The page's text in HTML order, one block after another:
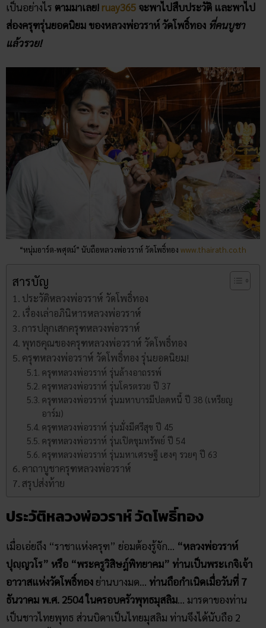
เป็นอย่างไร ตามมาเลย! ruay365 จะพาไปสืบประวัติ และพาไป
ส่องครุฑรุ่นยอดนิยม ของหลวงพ่อวราห์​ วัดโพธิ์​ทอง ที่คนบูชา
แล้วรวย!
“หนุ่มอาร์ต-พศุตม์” นับถือหลวงพ่อวราห์ วัดโพธิ์ทอง www.thairath.co.th
สารบัญ
ประวัติหลวงพ่อวราห์​ วัดโพธิ์​ทอง
เรื่องเล่าอภินิหารหลวงพ่อวราห์​
การปลุกเสกครุฑหลวงพ่อวราห์
พุทธคุณของครุฑหลวงพ่อวราห์​ วัดโพธิ์​ทอง
ครุฑหลวงพ่อวราห์​ วัดโพธิ์​ทอง รุ่นยอดนิยม!
ครุฑหลวงพ่อวราห์ รุ่นล้างอาถรรพ์
ครุฑหลวงพ่อวราห์ รุ่นโครตรวย ปี 37
ครุฑหลวงพ่อวราห์ รุ่นมหาบารมีปลดหนี้ ปี 38 (เหรียญ
อาร์ม)
ครุฑหลวงพ่อวราห์ รุ่นมั่งมีศรีสุข ปี 45
ครุฑหลวงพ่อวราห์ รุ่นเปิดขุมทรัพย์ ปี 54
ครุฑหลวงพ่อวราห์ รุ่นมหาเศรษฐี เฮงๆ รวยๆ ปี 63
คาถาบูชาครุฑหลวงพ่อวราห์
สรุปส่งท้าย
ประวัติหลวงพ่อวราห์​ วัดโพธิ์​ทอง
เมื่อเอ่ยถึง “ราชาแห่งครุฑ” ย่อมต้องรู้จัก… “หลวงพ่อวราห์
ปุญฺญวโร” หรือ “พระครูวิสิษฎ์พิทยาคม” ท่านเป็นพระเกจิเจ้า
อาวาสแห่งวัดโพธิ์ทอง ย่านบางมด… ท่านถือกำเนิดเมื่อวันที่ 7
ธันวาคม พ.ศ. 2504 ในครอบครัวพุทธมุสลิม… มารดาของท่าน
เป็นชาวไทยพุทธ ส่วนบิดาเป็นไทยมุสลิม ท่านจึงได้นับถือ 2